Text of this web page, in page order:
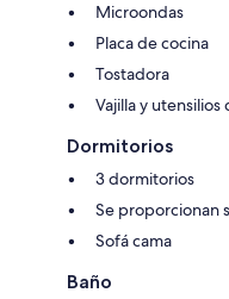
Microondas
Placa de cocina
Tostadora
Vajilla y utensilios
Dormitorios
3 dormitorios
Se proporcionan
Sofá cama
Baño